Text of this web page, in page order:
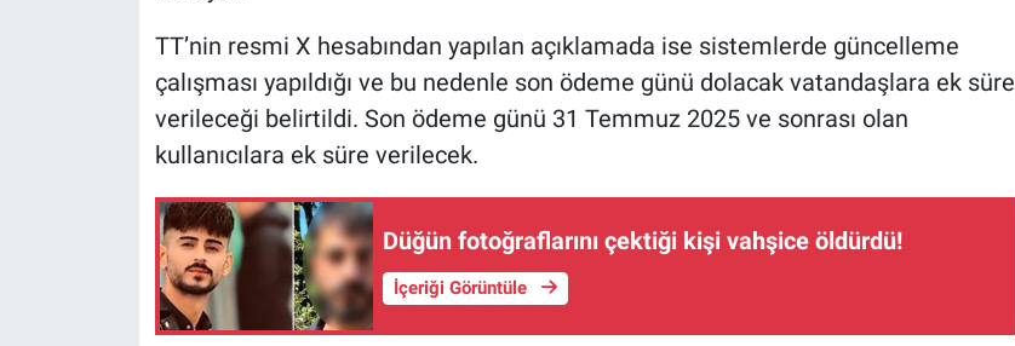
TT’nin resmi X hesabından yapılan açıklamada ise sistemlerde güncelleme
çalışması yapıldığı ve bu nedenle son ödeme günü dolacak vatandaşlara ek süre
verileceği belirtildi. Son ödeme günü 31 Temmuz 2025 ve sonrası olan
kullanıcılara ek süre verilecek.
Düğün fotoğraflarını çektiği kişi vahşice öldürdü!
İçeriği Görüntüle
Türkiye'nin Geleceği